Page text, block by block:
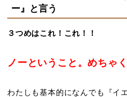
ー』と言う
３つめはこれ！これ！！
ノーということ。めちゃ
わたしも基本的になんでも『イ